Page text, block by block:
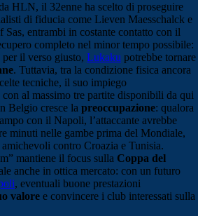
HLN, il 32enne ha scelto di proseguire
di fiducia come Lieven Maesschalck e
entrambi in costante contatto con il
completo nel minor tempo possibile:
per il verso giusto, Lukaku potrebbe tornare
. Tuttavia, tra la condizione fisica ancora
tecniche, il suo impiego
con al massimo tre partite disponibili da qui
Belgio cresce la preoccupazione: qualora
con il Napoli, l’attaccante avrebbe
minuti nelle gambe prima del Mondiale,
contro Croazia e Tunisia.
mantiene il focus sulla Coppa del
anche in ottica mercato: con un futuro
, eventuali buone prestazioni
valore e convincere i club interessati sulla